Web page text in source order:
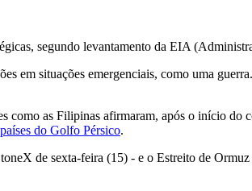
segundo levantamento da EIA
em situações emergenciais, como uma
como as Filipinas afirmaram, após o início
do Golfo Pérsico.
de sexta-feira (15) - e o Estreito de